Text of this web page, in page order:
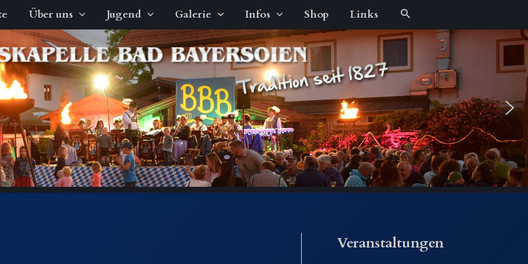
Über uns Jugend Galerie Infos Shop Links Suche
Veranstaltungen